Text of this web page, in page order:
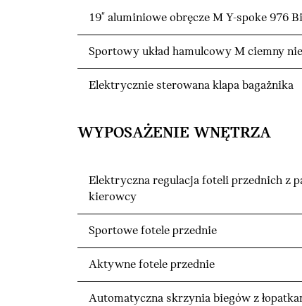
19" aluminiowe obręcze M Y-spoke 976
Sportowy układ hamulcowy M ciemny
Elektrycznie sterowana klapa bagażnika
WYPOSAŻENIE WNĘTRZA
Elektryczna regulacja foteli przednich z
kierowcy
Sportowe fotele przednie
Aktywne fotele przednie
Automatyczna skrzynia biegów z